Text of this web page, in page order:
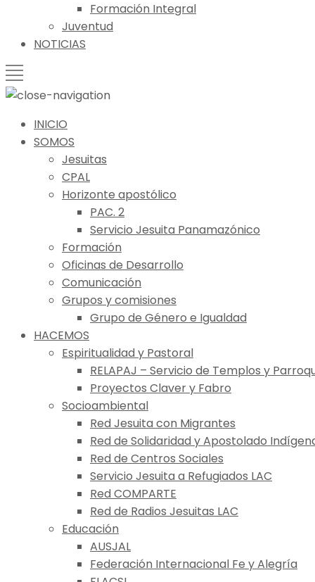
Formación Integral
Juventud
NOTICIAS
INICIO
SOMOS
Jesuitas
CPAL
Horizonte apostólico
PAC. 2
Servicio Jesuita Panamazónico
Formación
Oficinas de Desarrollo
Comunicación
Grupos y comisiones
Grupo de Género e Igualdad
HACEMOS
Espiritualidad y Pastoral
RELAPAJ – Servicio de Templos y
Proyectos Claver y Fabro
Socioambiental
Red Jesuita con Migrantes
Red de Solidaridad y Apostolado
Red de Centros Sociales
Servicio Jesuita a Refugiados LAC
Red COMPARTE
Red de Radios Jesuitas LAC
Educación
AUSJAL
Federación Internacional Fe y Alegría